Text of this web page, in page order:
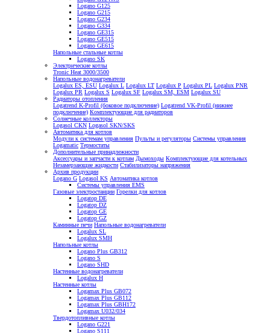
Logano G125
Logano G215
Logano G234
Logano G334
Logano GE315
Logano GE515
Logano GE615
Напольные стальные котлы
Logano SK
Электрические котлы
Tronic Heat 3000/3500
Напольные водонагреватели
Logalux ES, ESU Logalux L Logalux LT Logalux P Logalux PL Logalux PNR
Logalux PR Logalux S Logalux SF Logalux SM, ESM Logalux SU
Радиаторы отопления
Logatrend K-Profil (боковое подключение) Logatrend VK-Profil (нижнее
подключение) Комплектующие для радиаторов
Солнечные коллекторы
Logasol CKN Logasol SKN/SKS
Автоматика для котлов
Модули к системам управления Пульты и регуляторы Системы управления
Logamatic Термостаты
Дополнительные принадлежности
Аксессуары и запчасти к котлам Дымоходы Комплектующие для котельных
Незамерзающие жидкости Стабилизаторы напряжения
Архив продукции
Logano G Logasol KS Автоматика котлов
Системы управления EMS
Газовые электростанции Горелки для котлов
Logatop DE
Logatop DZ
Logatop GE
Logatop GZ
Каминные печи Напольные водонагреватели
Logalux SL
Logalux SMH
Напольные котлы
Logano Plus GB312
Logano S
Logano SHD
Настенные водонагреватели
Logalux H
Настенные котлы
Logamax Plus GB072
Logamax Plus GB112
Logamax Plus GBH172
Logamax U032/034
Твердотопливные котлы
Logano G221
Logano S111